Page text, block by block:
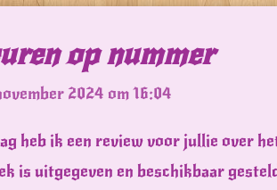
op nummer
2024 om 16:04
heb ik een review voor jullie over
is uitgegeven en beschikbaar